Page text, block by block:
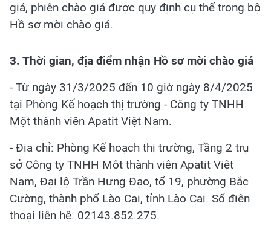
giá, phiên chào giá được quy định cụ thể trong bộ
Hồ sơ mời chào giá.
3. Thời gian, địa điểm nhận Hồ sơ mời chào giá
- Từ ngày 31/3/2025 đến 10 giờ ngày 8/4/2025
tại Phòng Kế hoạch thị trường - Công ty TNHH
Một thành viên Apatit Việt Nam.
- Địa chỉ: Phòng Kế hoạch thị trường, Tầng 2 trụ
sở Công ty TNHH Một thành viên Apatit Việt
Nam, Đại lộ Trần Hưng Đạo, tổ 19, phường Bắc
Cường, thành phố Lào Cai, tỉnh Lào Cai. Số điện
thoại liên hệ: 02143.852.275.